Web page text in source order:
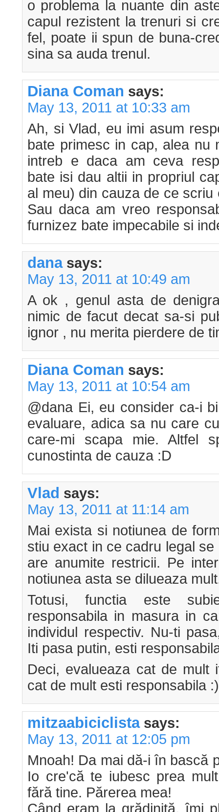
o problema la nuante din
capul rezistent la trenuri si
fel, poate ii spun de buna-
sina sa auda trenul.
Diana Coman says:
May 13, 2011 at 10:33 am
Ah, si Vlad, eu imi asum
bate primesc in cap, alea nu
intreb e daca am ceva
bate isi dau altii in propriul
al meu) din cauza de ce
Sau daca am vreo
furnizez bate impecabile si
dana says:
May 13, 2011 at 10:49 am
A ok , genul asta de
nimic de facut decat sa-si
ignor , nu merita pierdere de
Diana Coman says:
May 13, 2011 at 10:54 am
@dana Ei, eu consider ca-i
evaluare, adica sa nu care
care-mi scapa mie. Altfel
cunostinta de cauza :D
Vlad says:
May 13, 2011 at 11:14 am
Mai exista si notiunea de
stiu exact in ce cadru legal
are anumite restricii. Pe
notiunea asta se dilueaza
Totusi, functia este
responsabila in masura in
individul respectiv. Nu-ti
Iti pasa putin, esti
Deci, evalueaza cat de mult
cat de mult esti responsabila
mitzaabiciclista says:
May 13, 2011 at 12:05 pm
Mnoah! Da mai dă-i în bască
Io cre'că te iubesc prea
fără tine. Părerea mea!
Când eram la grădiniţă, îmi